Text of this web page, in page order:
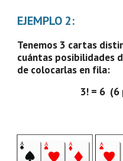
EJEMPLO 2:
Tenemos 3 cartas
cuántas posibilidades
de colocarlas en fila:
3! = 6